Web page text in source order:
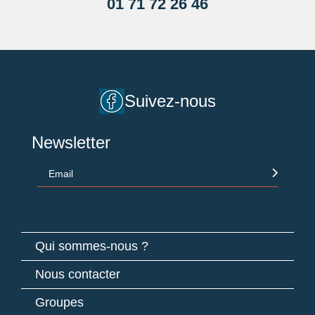
01 71 72 26 46
Suivez-nous
Newsletter
Email
Qui sommes-nous ?
Nous contacter
Groupes